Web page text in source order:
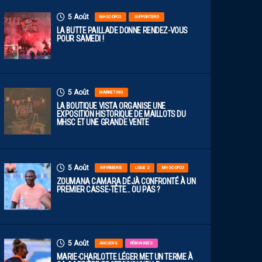
5 Août MHSC-DFCO SUPPORTERS
LA BUTTE PAILLADE DONNE RENDEZ-VOUS
POUR SAMEDI !
5 Août MARKETING
LA BOUTIQUE VISTA ORGANISE UNE
EXPOSITION HISTORIQUE DE MAILLOTS DU
MHSC ET UNE GRANDE VENTE
5 Août INFIRMERIE LIGUE 2 MHSC-DFCO
ZOUMANA CAMARA DÉJÀ CONFRONTÉ À UN
PREMIER CASSE-TÊTE… OU PAS ?
5 Août ANCIENS FÉMININES
MARIE-CHARLOTTE LÉGER MET UN TERME À